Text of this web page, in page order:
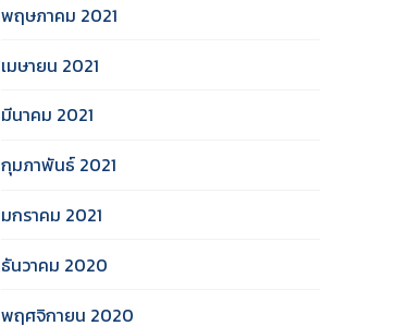
พฤษภาคม 2021
เมษายน 2021
มีนาคม 2021
กุมภาพันธ์ 2021
มกราคม 2021
ธันวาคม 2020
พฤศจิกายน 2020